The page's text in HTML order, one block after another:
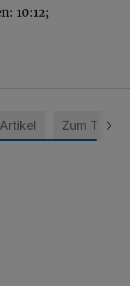
10:12;
Zum Thema